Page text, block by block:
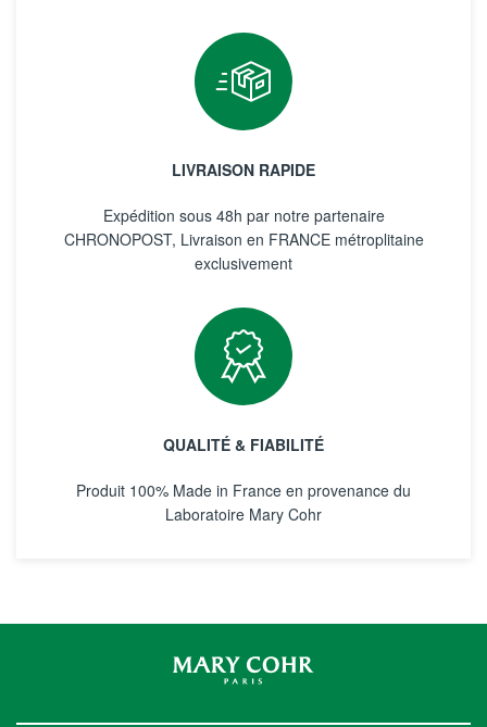
LIVRAISON RAPIDE
Expédition sous 48h par notre partenaire
CHRONOPOST, Livraison en FRANCE métroplitaine
exclusivement
QUALITÉ & FIABILITÉ
Produit 100% Made in France en provenance du
Laboratoire Mary Cohr